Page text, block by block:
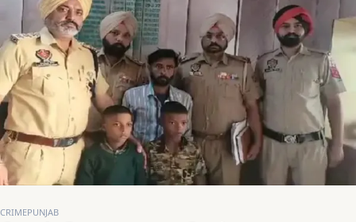
CRIMEPUNJAB